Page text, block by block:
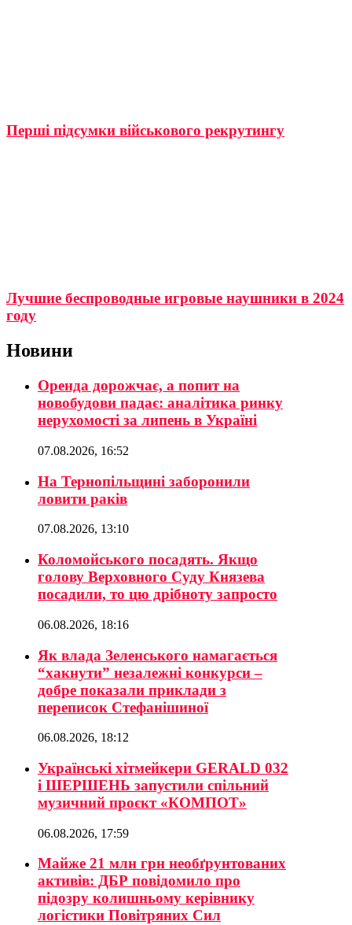
Перші підсумки військового рекрутингу
Лучшие беспроводные игровые наушники в 2024
году
Новини
Оренда дорожчає, а попит на
новобудови падає: аналітика ринку
нерухомості за липень в Україні
07.08.2026, 16:52
На Тернопільщині заборонили
ловити раків
07.08.2026, 13:10
Коломойського посадять. Якщо
голову Верховного Суду Князева
посадили, то цю дрібноту запросто
06.08.2026, 18:16
Як влада Зеленського намагається
“хакнути” незалежні конкурси –
добре показали приклади з
переписок Стефанішиної
06.08.2026, 18:12
Українські хітмейкери GERALD 032
і ШЕРШЕНЬ запустили спільний
музичний проєкт «КОМПОТ»
06.08.2026, 17:59
Майже 21 млн грн необґрунтованих
активів: ДБР повідомило про
підозру колишньому керівнику
логістики Повітряних Сил